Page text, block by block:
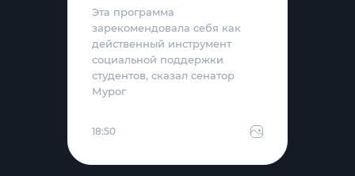
Эта программа
зарекомендовала себя как
действенный инструмент
социальной поддержки
студентов, сказал сенатор
Мурог
18:50